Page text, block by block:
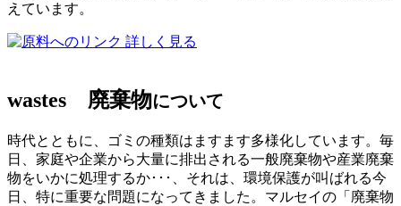
えています。
詳しく見る
wastes 廃棄物について
時代とともに、ゴミの種類はますます多様化しています。毎
日、家庭や企業から大量に排出される一般廃棄物や産業廃棄
物をいかに処理するか･･･、それは、環境保護が叫ばれる今
日、特に重要な問題になってきました。マルセイの「廃棄物